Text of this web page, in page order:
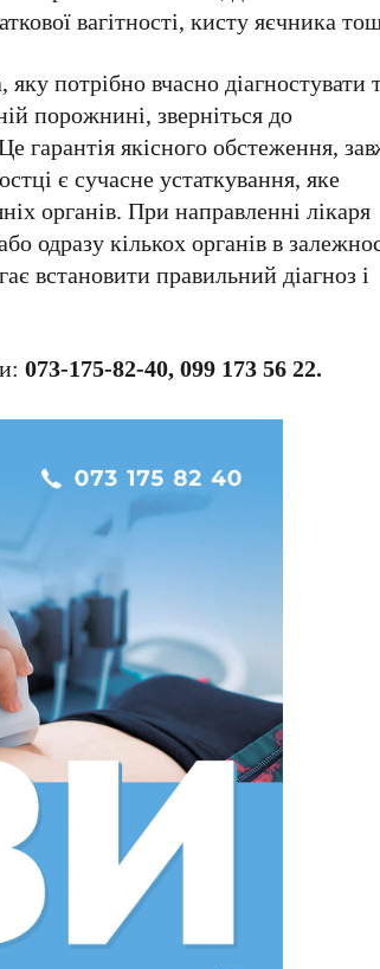
вагітності, кисту яєчника
потрібно вчасно діагностувати
порожнині, зверніться до
гарантія якісного обстеження,
є сучасне устаткування, яке
органів. При направленні лікаря
одразу кількох органів в
встановити правильний діагноз і
073-175-82-40, 099 173 56 22.